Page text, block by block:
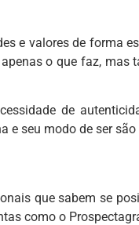
e valores de forma
o que faz,
de
seu modo de ser
que sabem se
como o